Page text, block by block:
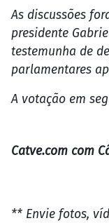
As discussões
presidente
testemunha de
parlamentares
A votação em
Catve.com com
** Envie fotos,